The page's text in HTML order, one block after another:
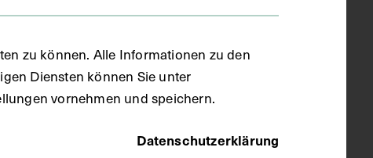
zu können. Alle Informationen zu den
Diensten können Sie unter
vornehmen und speichern.
Datenschutzerklärung